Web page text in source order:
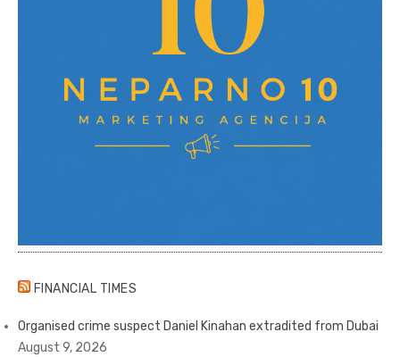
FINANCIAL TIMES
Organised crime suspect Daniel Kinahan extradited from Dubai
August 9, 2026